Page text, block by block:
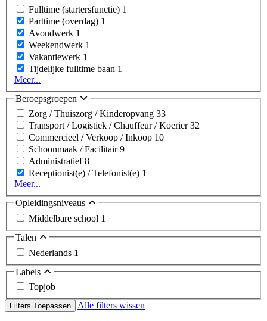
Fulltime (startersfunctie) 1
Parttime (overdag) 1
Avondwerk 1
Weekendwerk 1
Vakantiewerk 1
Tijdelijke fulltime baan 1
Meer...
Beroepsgroepen
Zorg / Thuiszorg / Kinderopvang 33
Transport / Logistiek / Chauffeur / Koerier32
Commercieel / Verkoop / Inkoop 10
Schoonmaak / Facilitair9
Administratief8
Receptionist(e) / Telefonist(e) 1
Meer...
Opleidingsniveaus
Middelbare school 1
Talen
Nederlands 1
Labels
Topjob
Filters Toepassen Alle filters wissen